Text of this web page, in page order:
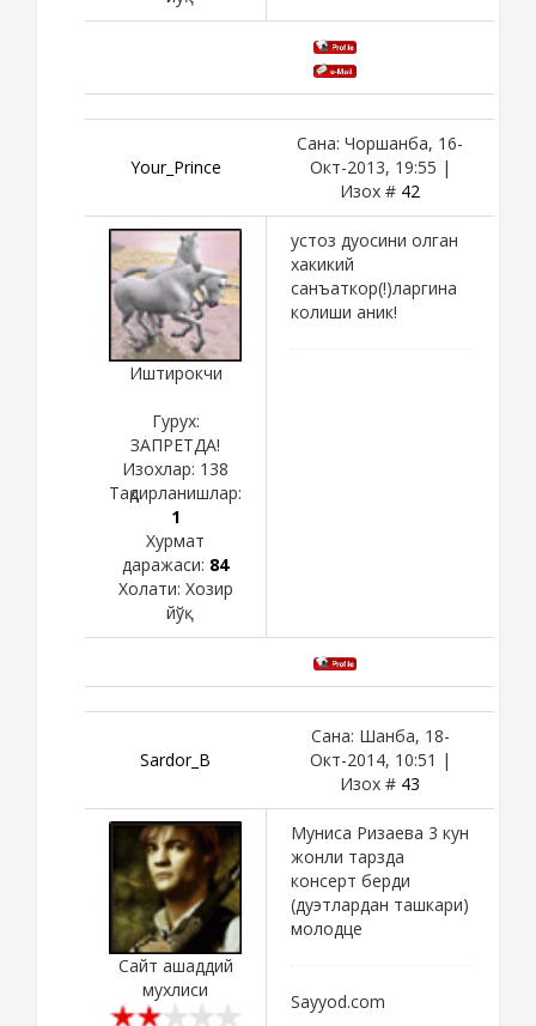
Your_Prince
Сана: Чоршанба, 16-
Окт-2013, 19:55 |
Изох # 42
Иштирокчи
Гурух:
ЗАПРЕТДА!
Изохлар: 138
Тақдирланишлар:
1
Хурмат
даражаси: 84
Холати: Хозир
йўқ
устоз дуосини олган
хакикий
санъаткор(!)ларгина
колиши аник!
Sardor_B
Сана: Шанба, 18-
Окт-2014, 10:51 |
Изох # 43
Сайт ашаддий
мухлиси
Муниса Ризаева 3 кун
жонли тарзда
консерт берди
(дуэтлардан ташкари)
молодце
Sayyod.com